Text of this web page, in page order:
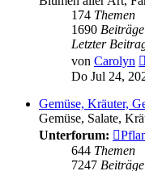
174 Themen
1690 Beiträge
Letzter
von Carolyn
Do Jul 24,
Gemüse, Kräuter,
Gemüse, Salate,
Unterforum:
644 Themen
7247 Beiträge